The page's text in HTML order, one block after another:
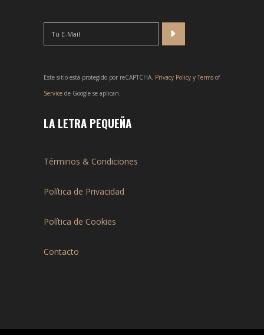
Este sitio está protegido por reCAPTCHA. Privacy Policy y Terms of
Service de Google se aplican.
LA LETRA PEQUEÑA
Términos & Condiciones
Política de Privacidad
Política de Cookies
Contacto